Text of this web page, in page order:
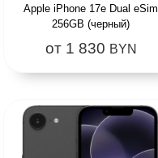
Apple iPhone 17e Dual eSim
256GB (черный)
от 1 830 BYN